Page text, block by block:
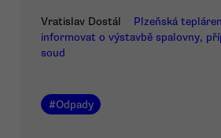
Vratislav Dostál
Plzeňská
informovat o výstavbě spalovny,
soud
#Odpady